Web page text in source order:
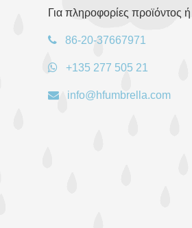
Για πληροφορίες προϊόντος
86-20-37667971
+135 277 505 21
info@hfumbrella.com